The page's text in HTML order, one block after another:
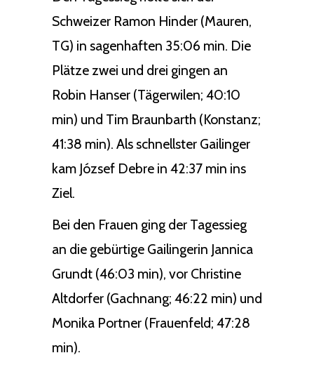
Schweizer Ramon Hinder (Mauren,
TG) in sagenhaften 35:06 min. Die
Plätze zwei und drei gingen an
Robin Hanser (Tägerwilen; 40:10
min) und Tim Braunbarth (Konstanz;
41:38 min). Als schnellster Gailinger
kam József Debre in 42:37 min ins
Ziel.
Bei den Frauen ging der Tagessieg
an die gebürtige Gailingerin Jannica
Grundt (46:03 min), vor Christine
Altdorfer (Gachnang; 46:22 min) und
Monika Portner (Frauenfeld; 47:28
min).